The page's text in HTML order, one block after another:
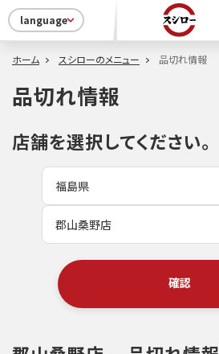
language
ホーム スシローのメニュー 品切れ情報
品切れ情報
店舗を選択してください。
確認